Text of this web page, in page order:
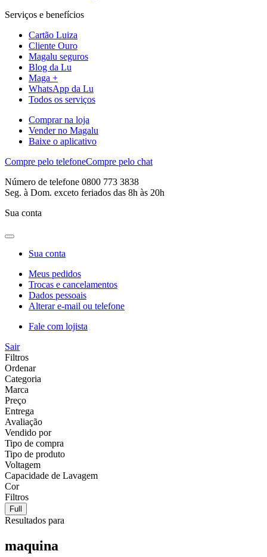
Serviços e benefícios
Cartão Luiza
Cliente Ouro
Magalu seguros
Blog da Lu
Maga +
WhatsApp da Lu
Todos os serviços
Comprar na loja
Vender no Magalu
Baixe o aplicativo
Compre pelo telefoneCompre pelo chat
Número de telefone 0800 773 3838
Seg. à Dom. exceto feriados das 8h às 20h
Sua conta
Sua conta
Meus pedidos
Trocas e cancelamentos
Dados pessoais
Alterar e-mail ou telefone
Fale com lojista
Sair
Filtros
Ordenar
Categoria
Marca
Preço
Entrega
Avaliação
Vendido por
Tipo de compra
Tipo de produto
Voltagem
Capacidade de Lavagem
Cor
Filtros
Full
Resultados para
maquina